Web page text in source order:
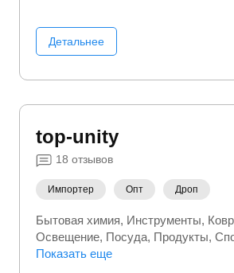
Детальнее
top-unity
18 отзывов
Импортер Опт Дроп
Бытовая химия Инструменты
Освещение Посуда Продукты
(фитнес) одежда
Показать еще